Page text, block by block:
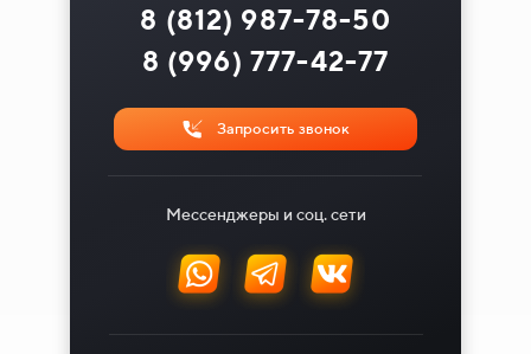
8 (996) 777-42-77
8 (812) 987-78-50
Запросить звонок
Мессенджеры и соц. сети